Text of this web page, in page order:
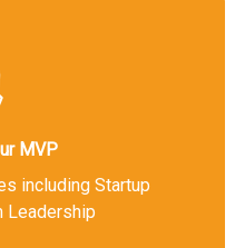
MVP
including Startup
Leadership